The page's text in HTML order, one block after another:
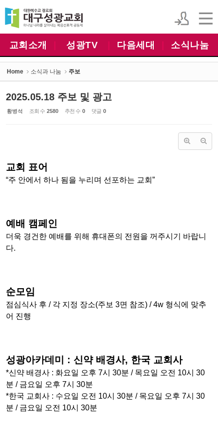
교회소개 성광TV 다음세대 소식나눔
Home 소식과 나눔 주보
2025.05.18 주보 및 광고
황병석 조회 수 2580 추천 수 0 댓글 0
교회 표어
“주 안에서 하나 됨을 누리며 선포하는 교회”
예배 캠페인
더욱 경건한 예배를 위해 휴대폰의 전원을 꺼주시기 바랍니
다.
순모임
점심식사 후 / 각 지정 장소(주보 3면 참조) / 4w 형식에 맞추
어 진행
성광아카데미 : 신약 배경사, 한국 교회사
*신약 배경사 : 화요일 오후 7시 30분 / 목요일 오전 10시 30
분 / 금요일 오후 7시 30분
*한국 교회사 : 수요일 오전 10시 30분 / 목요일 오후 7시 30
분 / 금요일 오전 10시 30분